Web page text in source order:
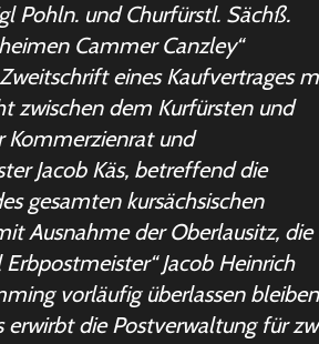
Pohln. und Churfürstl. Sächß.
Cammer Canzley“
eines Kaufvertrages
zwischen dem Kurfürsten und
Kommerzienrat und
Jacob Käs, betreffend die
gesamten kursächsischen
Ausnahme der Oberlausitz, die
Erbpostmeister“ Jacob Heinrich
vorläufig überlassen bleiben
erwirbt die Postverwaltung für